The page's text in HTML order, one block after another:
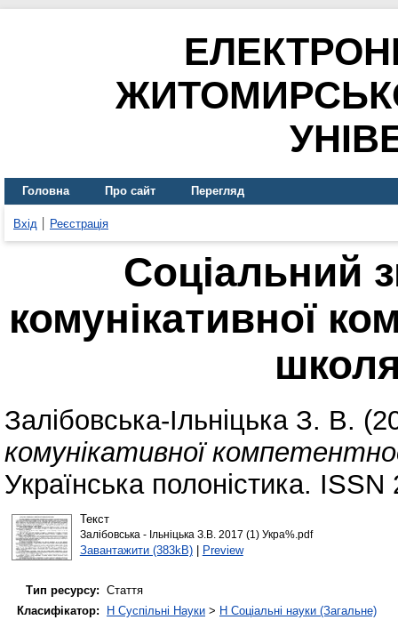
Головна Про сайт Перегляд
Вхід Реєстрація
Соціальний
комунікативної
Залібовська-Ільніцька З. В.
комунікативної
Українська полоністика.
Текст
Залібовська - Ільніцька З.В. 2017 (1) Укра%.pdf
Завантажити (383kB)| Preview
Тип ресурсу: Стаття
Класифікатор:
H Суспільні Науки > H Соціальні науки (Загальне)